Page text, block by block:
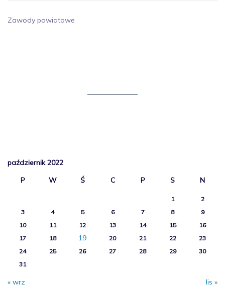
Zawody powiatowe
październik 2022
P
W Ś C P S N
1
2
3
4 5 6 7 8
9
10
11 12 13 14 15
16
17
18 19 20 21 22
23
24
25 26 27 28 29
30
31
« wrz lis »